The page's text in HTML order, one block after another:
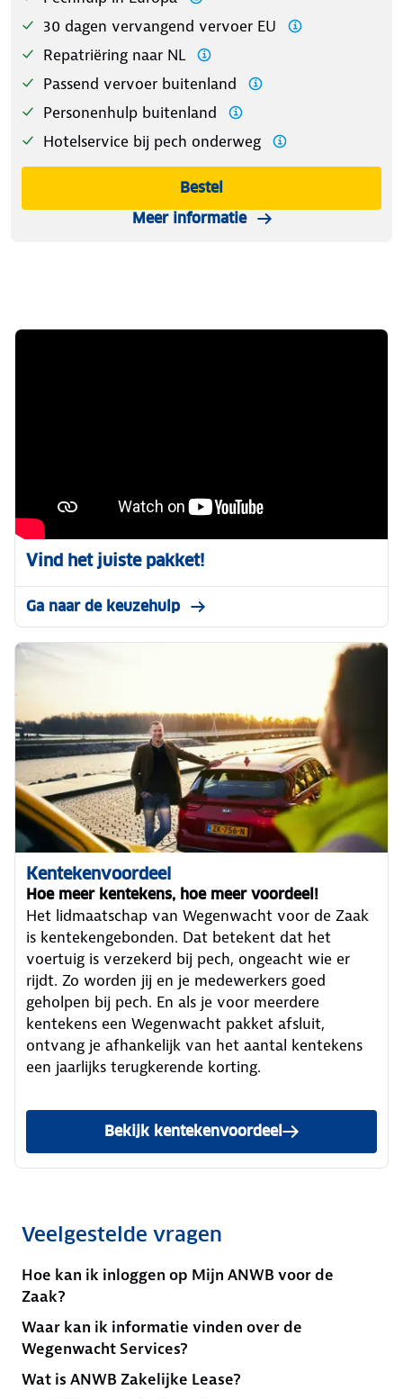
30 dagen vervangend vervoer EU
Repatriëring naar NL
Passend vervoer buitenland
Personenhulp buitenland
Hotelservice bij pech onderweg
Bestel
Meer informatie
Vind het juiste pakket!
Ga naar de keuzehulp
Kentekenvoordeel
Hoe meer kentekens, hoe meer voordeel!
Het lidmaatschap van Wegenwacht voor de Zaak
is kentekengebonden. Dat betekent dat het
voertuig is verzekerd bij pech, ongeacht wie er
rijdt. Zo worden jij en je medewerkers goed
geholpen bij pech. En als je voor meerdere
kentekens een Wegenwacht pakket afsluit,
ontvang je afhankelijk van het aantal kentekens
een jaarlijks terugkerende korting.
Bekijk kentekenvoordeel
Veelgestelde vragen
Hoe kan ik inloggen op Mijn ANWB voor de
Zaak?
Waar kan ik informatie vinden over de
Wegenwacht Services?
Wat is ANWB Zakelijke Lease?